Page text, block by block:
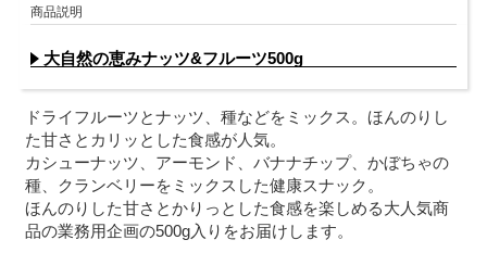
商品説明
大自然の恵みナッツ&フルーツ500g
ドライフルーツとナッツ、種などをミックス。ほんのりし
た甘さとカリッとした食感が人気。
カシューナッツ、アーモンド、バナナチップ、かぼちゃの
種、クランベリーをミックスした健康スナック。
ほんのりした甘さとかりっとした食感を楽しめる大人気商
品の業務用企画の500g入りをお届けします。